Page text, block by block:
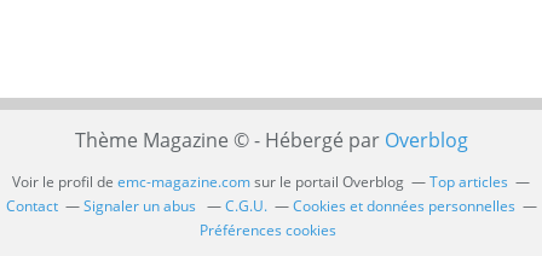
Thème Magazine © - Hébergé par Overblog
Voir le profil de emc-magazine.comsur le portail Overblog
Top articles
Contact
Signaler un abus C.G.U.
Cookies et données personnelles
Préférences cookies